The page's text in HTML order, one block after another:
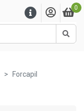
0
Forcapil